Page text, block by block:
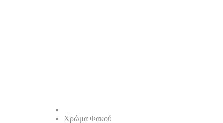
Χρώμα Φακού